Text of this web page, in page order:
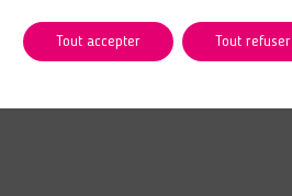
Tout accepter Tout refuser